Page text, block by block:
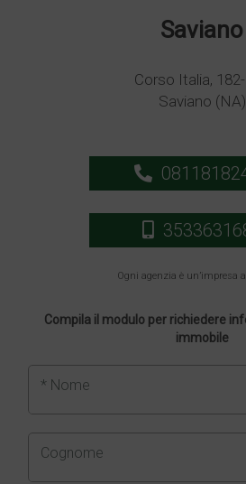
Saviano
Corso Italia,
Saviano (NA)
Ogni agenzia è un’impresa
Compila il modulo per richiedere
immobile
* Nome
Cognome